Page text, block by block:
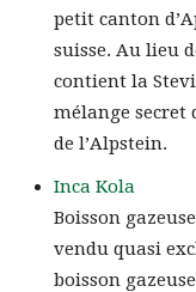
petit canton
suisse. Au lieu
contient la
mélange secret
de l’Alpstein.
Inca Kola
Boisson
vendu quasi
boisson